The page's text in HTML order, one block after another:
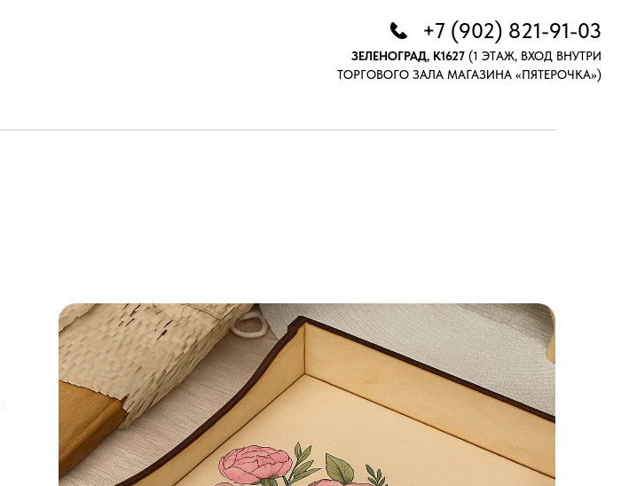
+7 (902) 821-91-03
ЗЕЛЕНОГРАД, К1627 (1 ЭТАЖ, ВХОД ВНУТРИ
ТОРГОВОГО ЗАЛА МАГАЗИНА «ПЯТЕРОЧКА»)